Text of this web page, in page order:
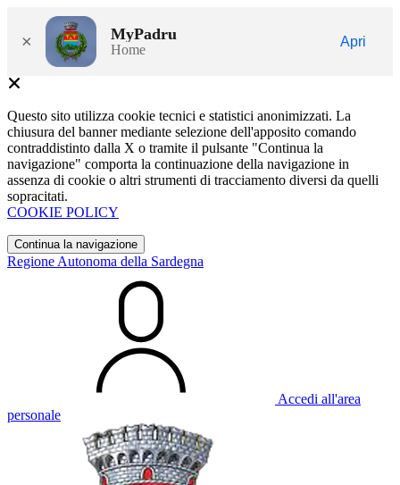
× MyPadru
Home
Apri
Questo sito utilizza cookie tecnici e statistici anonimizzati. La
chiusura del banner mediante selezione dell'apposito comando
contraddistinto dalla X o tramite il pulsante "Continua la
navigazione" comporta la continuazione della navigazione in
assenza di cookie o altri strumenti di tracciamento diversi da quelli
sopracitati.
COOKIE POLICY
Continua la navigazione
Regione Autonoma della Sardegna
Accedi all'area
personale